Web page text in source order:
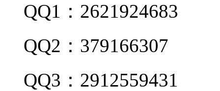
QQ1：2621924683
QQ2：379166307
QQ3：2912559431